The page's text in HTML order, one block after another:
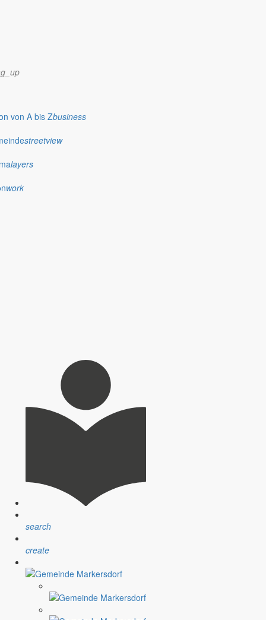
von A bis Zbusiness
streetview
layers
work
search
create
Uhr zur Schnupper- und Spielstunde ein.